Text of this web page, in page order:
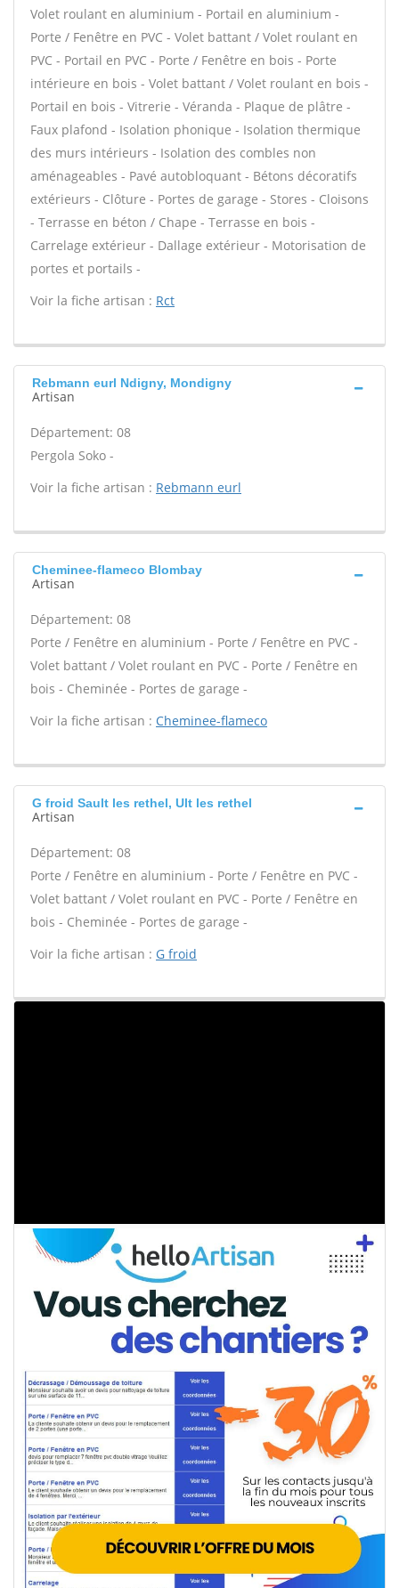
Volet roulant en aluminium - Portail en aluminium -
Porte / Fenêtre en PVC - Volet battant / Volet roulant en
PVC - Portail en PVC - Porte / Fenêtre en bois - Porte
intérieure en bois - Volet battant / Volet roulant en bois -
Portail en bois - Vitrerie - Véranda - Plaque de plâtre -
Faux plafond - Isolation phonique - Isolation thermique
des murs intérieurs - Isolation des combles non
aménageables - Pavé autobloquant - Bétons décoratifs
extérieurs - Clôture - Portes de garage - Stores - Cloisons
- Terrasse en béton / Chape - Terrasse en bois -
Carrelage extérieur - Dallage extérieur - Motorisation de
portes et portails -
Voir la fiche artisan : Rct
Rebmann eurl Ndigny, Mondigny
Artisan
Département: 08
Pergola Soko -
Voir la fiche artisan : Rebmann eurl
Cheminee-flameco Blombay
Artisan
Département: 08
Porte / Fenêtre en aluminium - Porte / Fenêtre en PVC -
Volet battant / Volet roulant en PVC - Porte / Fenêtre en
bois - Cheminée - Portes de garage -
Voir la fiche artisan : Cheminee-flameco
G froid Sault les rethel, Ult les rethel
Artisan
Département: 08
Porte / Fenêtre en aluminium - Porte / Fenêtre en PVC -
Volet battant / Volet roulant en PVC - Porte / Fenêtre en
bois - Cheminée - Portes de garage -
Voir la fiche artisan : G froid